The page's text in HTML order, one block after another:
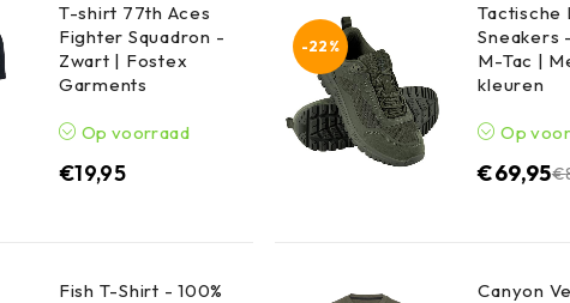
T-shirt 77th Aces
Fighter Squadron -
Zwart | Fostex
Garments
Op voorraad
€19,95
-22%
Tactische
Sneakers
M-Tac |
kleuren
Op
€
€69,95
Fish T-Shirt - 100%
Canyon